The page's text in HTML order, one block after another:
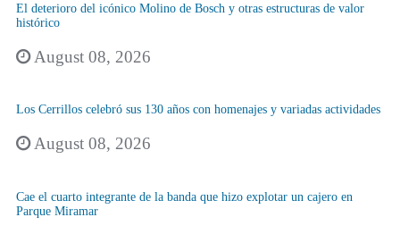
El deterioro del icónico Molino de Bosch y otras estructuras de valor
histórico
August 08, 2026
Los Cerrillos celebró sus 130 años con homenajes y variadas actividades
August 08, 2026
Cae el cuarto integrante de la banda que hizo explotar un cajero en
Parque Miramar